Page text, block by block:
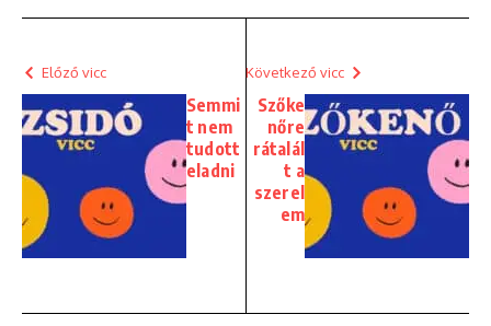
Előző vicc
Semmi
t nem
tudott
eladni
Következő vicc
Szőke
nőre
rátalál
t a
szerel
em